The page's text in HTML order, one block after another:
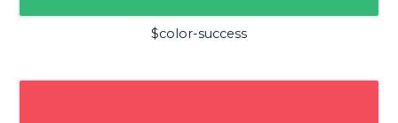
$color-success